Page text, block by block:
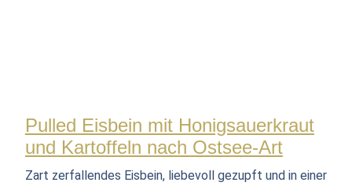
Pulled Eisbein mit Honigsauerkraut
und Kartoffeln nach Ostsee-Art
Zart zerfallendes Eisbein, liebevoll gezupft und in einer